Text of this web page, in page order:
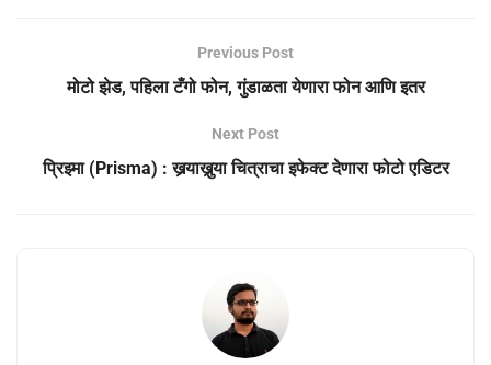
Previous Post
मोटो झेड, पहिला टँगो फोन, गुंडाळता येणारा फोन आणि इतर
Next Post
प्रिझ्मा (Prisma) : खर्‍याखुर्‍या चित्राचा इफेक्ट देणारा फोटो एडिटर